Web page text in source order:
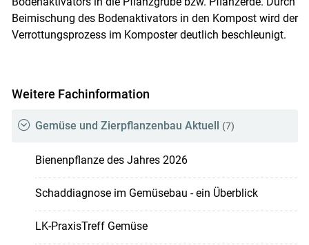
Beimischung des Bodenaktivators in den Kompost wird der
Verrottungsprozess im Komposter deutlich beschleunigt.
Weitere Fachinformation
Gemüse und Zierpflanzenbau Aktuell (7)
Bienenpflanze des Jahres 2026
Schaddiagnose im Gemüsebau - ein Überblick
LK-PraxisTreff Gemüse